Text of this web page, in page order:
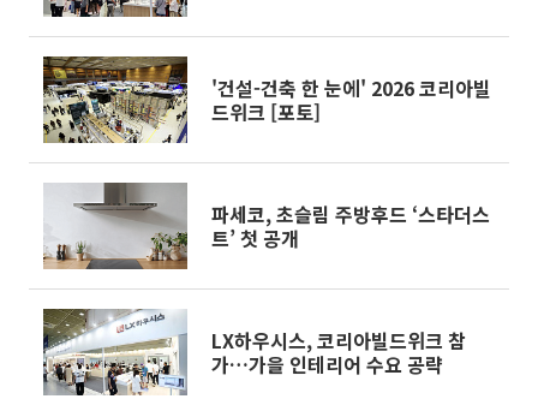
'건설-건축 한 눈에' 2026 코리아빌
드위크 [포토]
파세코, 초슬림 주방후드 ‘스타더스
트’ 첫 공개
LX하우시스, 코리아빌드위크 참
가…가을 인테리어 수요 공략